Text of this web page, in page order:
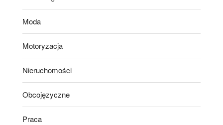
Moda
Motoryzacja
Nieruchomości
Obcojęzyczne
Praca